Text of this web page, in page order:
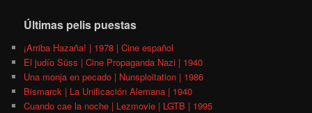
Últimas pelis puestas
¡Arriba Hazaña! | 1978 | Cine español
El judío Süss | Cine Propaganda Nazi | 1940
Una monja en pecado | Nunsploitation | 1986
Bismarck | La Unificación Alemana | 1940
Cuando cae la noche | Lezmovie | LGTB | 1995